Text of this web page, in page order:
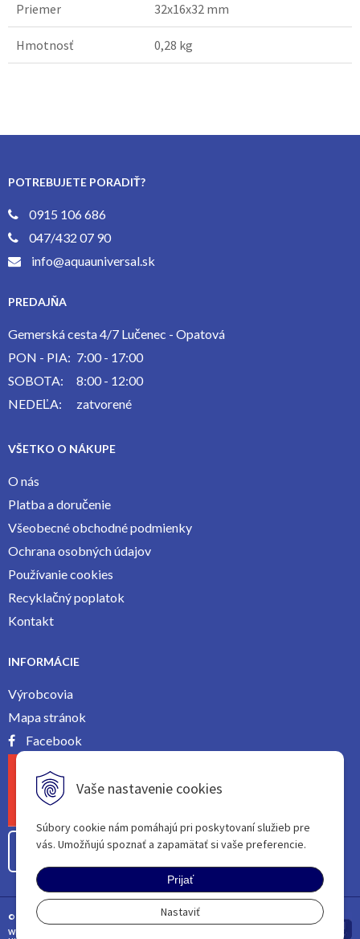
Vaše nastavenie cookies
Súbory cookie nám pomáhajú pri poskytovaní služieb pre
vás. Umožňujú spoznať a zapamätať si vaše preferencie.
Prijať
Nastaviť
Priemer 32x16x32 mm
Hmotnosť 0,28 kg
POTREBUJETE PORADIŤ?
0915 106 686
047/432 07 90
info@aquauniversal.sk
PREDAJŇA
Gemerská cesta 4/7 Lučenec - Opatová
PON - PIA: 7:00 - 17:00
SOBOTA:
8:00 - 12:00
NEDEĽA:
zatvorené
VŠETKO O NÁKUPE
O nás
Platba a doručenie
Všeobecné obchodné podmienky
Ochrana osobných údajov
Používanie cookies
Recyklačný poplatok
Kontakt
INFORMÁCIE
Výrobcovia
Mapa stránok
Facebook
Odstúpiť od zmluvy tu
© 2026 | All rights reServed
WEBDESIGN BY